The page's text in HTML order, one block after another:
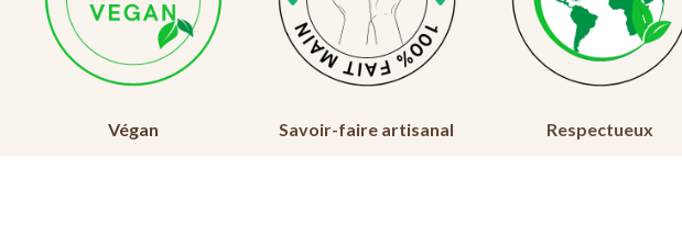
Végan Savoir-faire artisanal Respectueux